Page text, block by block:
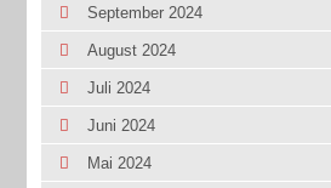
September 2024
August 2024
Juli 2024
Juni 2024
Mai 2024